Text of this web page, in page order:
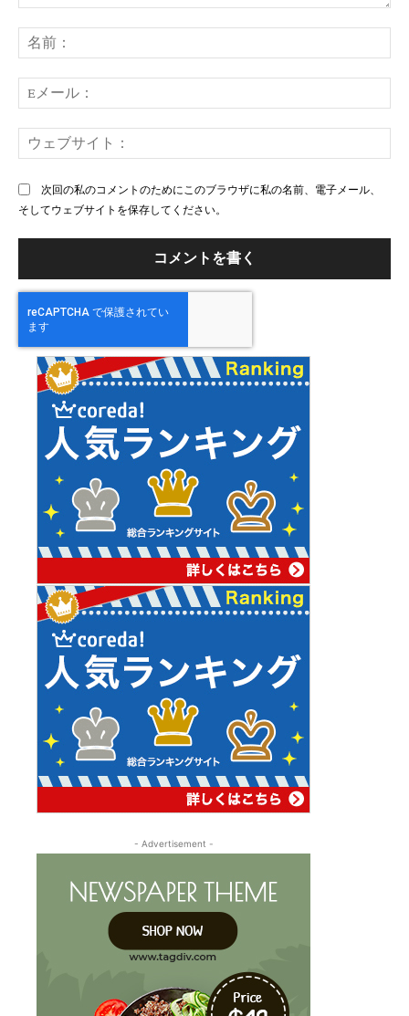
ン
ト：
前
メ
ー
ェ
次回の私のコメントのためにこのブラウザに私の名前、電子メール、
そしてウェブサイトを保存してください。
- Advertisement -